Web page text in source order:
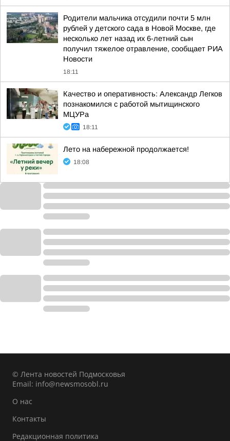
Родители мальчика отсудили почти 5 млн
рублей у детского сада в Новой Москве, где
несколько лет назад их 6-летний сын
получил тяжелое отравление, сообщает РИА
Новости
18:11
Качество и оперативность: Александр Легков
познакомился с работой мытищинского
МЦУРа
18:11
Лето на набережной продолжается!
18:08
© Лента новостей Подмосковья
Email: info@newsmosobl.ru
О нас
Контакты
Редакционная политика